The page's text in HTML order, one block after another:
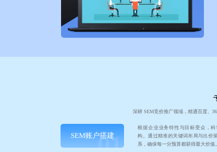
深耕 SEM竞价推广领域，精通百度、
SEM账户搭建
根据企业业务特性与目标受众，
构。通过精准的关键词布局与出价
系，确保每一分预算都获得最大价值